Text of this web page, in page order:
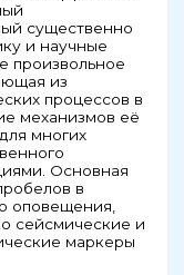
существенно
и научные
произвольное
из
процессов в
механизмов её
многих
Основная
в
оповещения,
сейсмические и
маркеры